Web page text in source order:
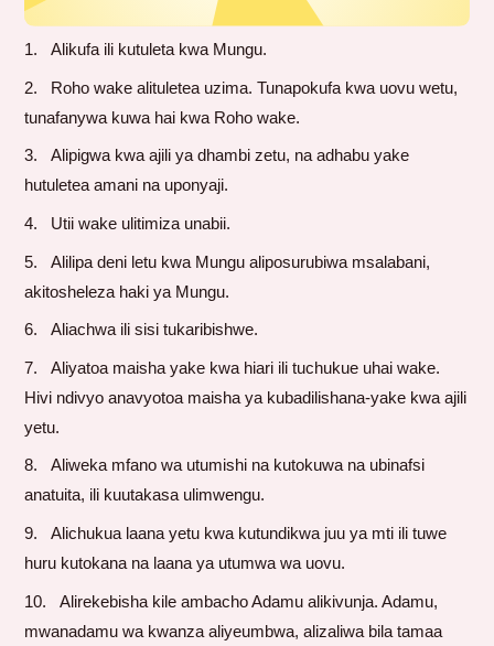
Alikufa ili kutuleta kwa Mungu.
Roho wake alituletea uzima. Tunapokufa kwa uovu wetu,
tunafanywa kuwa hai kwa Roho wake.
Alipigwa kwa ajili ya dhambi zetu, na adhabu yake
hutuletea amani na uponyaji.
Utii wake ulitimiza unabii.
Alilipa deni letu kwa Mungu aliposurubiwa msalabani,
akitosheleza haki ya Mungu.
Aliachwa ili sisi tukaribishwe.
Aliyatoa maisha yake kwa hiari ili tuchukue uhai wake.
Hivi ndivyo anavyotoa maisha ya kubadilishana-yake kwa ajili
yetu.
Aliweka mfano wa utumishi na kutokuwa na ubinafsi
anatuita, ili kuutakasa ulimwengu.
Alichukua laana yetu kwa kutundikwa juu ya mti ili tuwe
huru kutokana na laana ya utumwa wa uovu.
Alirekebisha kile ambacho Adamu alikivunja. Adamu,
mwanadamu wa kwanza aliyeumbwa, alizaliwa bila tamaa